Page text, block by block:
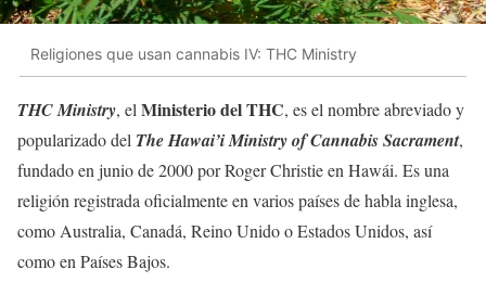
Religiones que usan cannabis IV: THC Ministry
THC Ministry, elMinisterio del THC, es el nombre abreviado y
popularizado del The Hawai’i Ministry of Cannabis Sacrament,
fundado en junio de 2000 por Roger Christie en Hawái. Es una
religión registrada oficialmente en varios países de habla inglesa,
como Australia, Canadá, Reino Unido o Estados Unidos, así
como en Países Bajos.